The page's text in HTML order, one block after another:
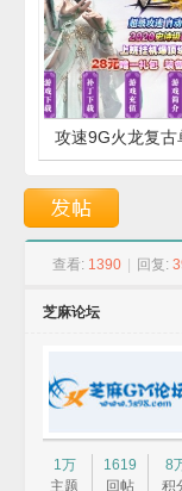
攻速9G火龙复古
查看: 1390 回复:
芝麻论坛
1万
主题
1619
回帖
8
积